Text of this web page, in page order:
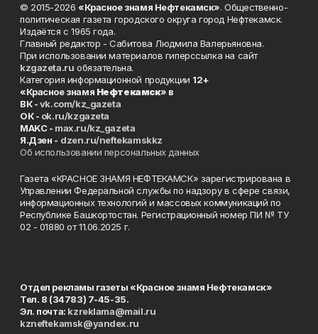
© 2015-2026 «Красное знамя Нефтекамск». Общественно-
политическая газета городского округа город Нефтекамск.
Издаётся с 1965 года.
Главный редактор - Сабитова Людмила Валерьяновна.
При использовании материалов гиперссылка на сайт
kzgazeta.ru обязательна.
Категория информационной продукции 12+
«Красное знамя Нефтекамск» в
ВК -vk.com/kz_gazeta
ОК - ok.ru/kzgazeta
MAKC - max.ru/kz_gazeta
Я.Дзен - dzen.ru/neftekamskkz
Об использовании персональных данных
Газета «КРАСНОЕ ЗНАМЯ НЕФТЕКАМСК» зарегистрирована в
Управлении Федеральной службы по надзору в сфере связи,
информационных технологий и массовых коммуникаций по
Республике Башкортостан. Регистрационный номер ПИ № ТУ
02 - 01880 от 11.06.2025 г.
Отдел рекламы газеты «Красное знамя Нефтекамск»
Тел. 8 (34783) 7-45-35.
Эл. почта: kzreklama@mail.ru
kzneftekamsk@yandex.ru